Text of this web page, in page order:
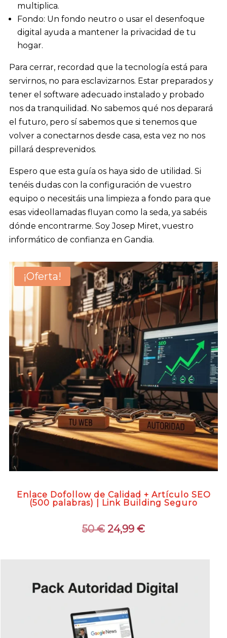
multiplica.
Fondo: Un fondo neutro o usar el desenfoque
digital ayuda a mantener la privacidad de tu
hogar.
Para cerrar, recordad que la tecnología está para
servirnos, no para esclavizarnos. Estar preparados y
tener el software adecuado instalado y probado
nos da tranquilidad. No sabemos qué nos deparará
el futuro, pero sí sabemos que si tenemos que
volver a conectarnos desde casa, esta vez no nos
pillará desprevenidos.
Espero que esta guía os haya sido de utilidad. Si
tenéis dudas con la configuración de vuestro
equipo o necesitáis una limpieza a fondo para que
esas videollamadas fluyan como la seda, ya sabéis
dónde encontrarme. Soy Josep Miret, vuestro
informático de confianza en Gandia.
¡Oferta!
Enlace Dofollow de Calidad + Artículo SEO
(500 palabras) | Link Building Seguro
50€ El
50 €.
24,99 €El
24,99 €.